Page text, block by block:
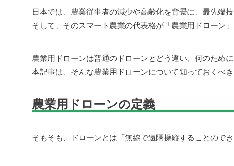
日本では、農業従事者の減少や高齢化を背景に、最先端
そして、そのスマート農業の代表格が「農業用ドローン」
農業用ドローンは普通のドローンとどう違い、何のため
本記事は、そんな農業用ドローンについて知っておくべ
農業用ドローンの定義
そもそも、ドローンとは「無線で遠隔操縦することので